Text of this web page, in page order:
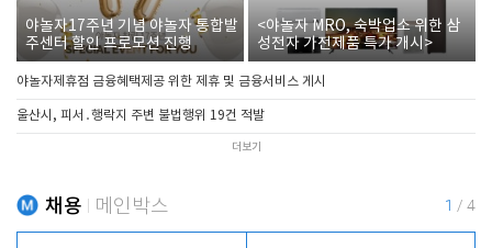
야놀자17주년 기념 야놀자 통합발
주센터 할인 프로모션 진행
<야놀자 MRO, 숙박업소 위한 삼
성전자 가전제품 특가 개시>
야놀자제휴점 금융혜택제공 위한 제휴 및 금융서비스 게시
울산시, 피서․행락지 주변 불법행위 19건 적발
더보기
채용 메인박스 1 / 4